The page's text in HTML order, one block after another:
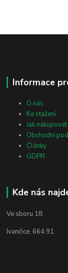
Informace
O nás
Ke stažení
Jak nakupovat
Obchodní
Články
GDPR
Kde nás
Ve sboru 18
Ivančice, 664 91